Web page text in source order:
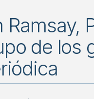
Ramsay,
de los